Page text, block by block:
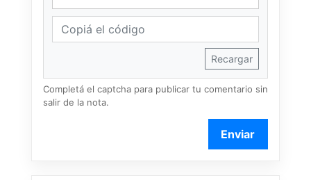
Recargar
Completá el captcha para publicar tu comentario sin
salir de la nota.
Enviar